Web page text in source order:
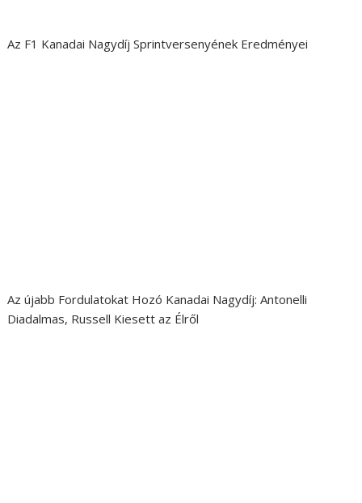
Az F1 Kanadai Nagydíj Sprintversenyének Eredményei
Az újabb Fordulatokat Hozó Kanadai Nagydíj: Antonelli
Diadalmas, Russell Kiesett az Élről